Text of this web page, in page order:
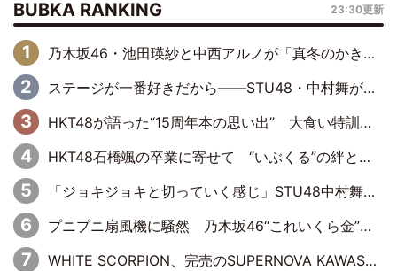
BUBKA RANKING 23:30更新
乃木坂46・池田瑛紗と中西アルノが「真冬のかき氷」騒動で火花散らす！ 因縁の裏にあるのは、逆境をともに“凌”ぐ似た者同士の絆
ステージが一番好きだから――STU48・中村舞が描く“これからの私”
HKT48が語った“15周年本の思い出” 大食い特訓・守護霊企画・制服グラビア…盛りだくさんの裏話
HKT48石橋颯の卒業に寄せて “いぶくる”の絆と後輩・龍頭綺音の決意
「ジョキジョキと切っていく感じ」STU48中村舞、新しい挑戦は自らの手で
プニプニ扇風機に騒然 乃木坂46“これいくら金”延長中は今回もわちゃわちゃ全開
WHITE SCORPION、完売のSUPERNOVA KAWASAKIで沸いた“着席型LIVE” 『BASE Live #16』昼公演リポート